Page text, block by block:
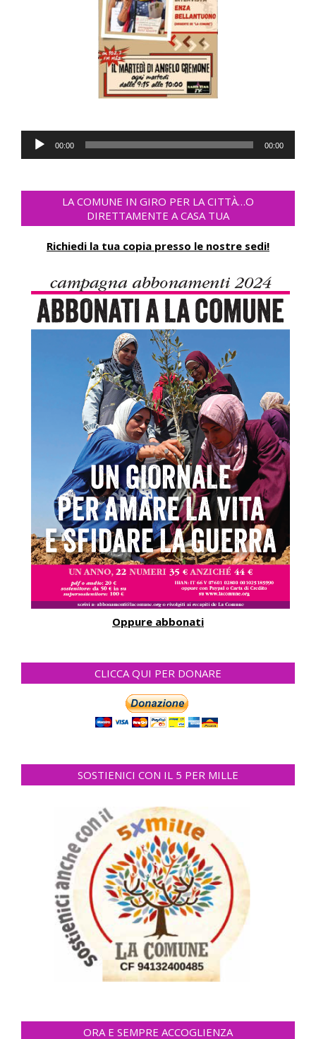
Lecteur
audio
00:00 00:00
LA COMUNE IN GIRO PER LA CITTÀ…O
DIRETTAMENTE A CASA TUA
Richiedi la tua copia presso le nostre sedi!
Oppure abbonati
CLICCA QUI PER DONARE
SOSTIENICI CON IL 5 PER MILLE
ORA E SEMPRE ACCOGLIENZA